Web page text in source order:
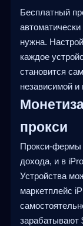
Бесплатный
нужна.
каждое
становится
независимой
прокси
Прокси-фермы
дохода, и в
Устройства
маркетплейс
зарабатывают